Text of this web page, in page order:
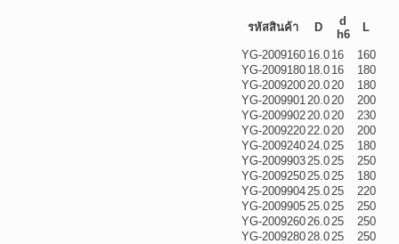
รหัสสินค้า D
d
h6
L
YG-2009160 16.0 16
160
YG-2009180 18.0 16
180
YG-200920020.020
180
YG-200990120.020
200
YG-200990220.020
230
YG-200922022.020
200
YG-200924024.025
180
YG-200990325.025
250
YG-200925025.025
180
YG-200990425.025
220
YG-200990525.025
250
YG-200926026.025
250
YG-200928028.025
250